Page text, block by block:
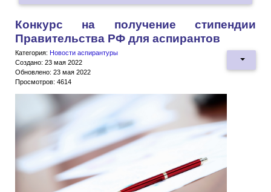
Конкурс на получение стипендии
Правительства РФ для аспирантов
Категория: Новости аспирантуры
Создано: 23 мая 2022
Обновлено: 23 мая 2022
Просмотров: 4614